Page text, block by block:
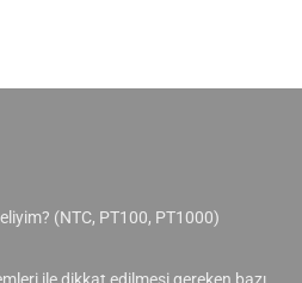
(NTC, PT100, PT1000)
ile dikkat edilmesi gereken bazı